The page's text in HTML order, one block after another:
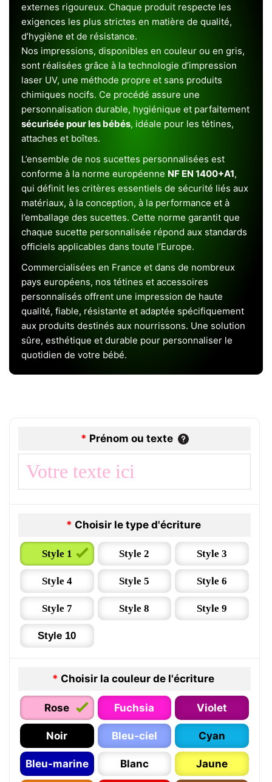
externes rigoureux. Chaque produit respecte les
exigences les plus strictes en matière de qualité,
d’hygiène et de résistance.
Nos impressions, disponibles en couleur ou en gris,
sont réalisées grâce à la technologie d’impression
laser UV, une méthode propre et sans produits
chimiques nocifs. Ce procédé assure une
personnalisation durable, hygiénique et parfaitement
sécurisée pour les bébés, idéale pour les tétines,
attaches et boîtes.
L’ensemble de nos sucettes personnalisées est
conforme à la norme européenne NF EN 1400+A1,
qui définit les critères essentiels de sécurité liés aux
matériaux, à la conception, à la performance et à
l’emballage des sucettes. Cette norme garantit que
chaque sucette personnalisée répond aux standards
officiels applicables dans toute l’Europe.
Commercialisées en France et dans de nombreux
pays européens, nos tétines et accessoires
personnalisés offrent une impression de haute
qualité, fiable, résistante et adaptée spécifiquement
aux produits destinés aux nourrissons. Une solution
sûre, esthétique et durable pour personnaliser le
quotidien de votre bébé.
* Prénom ou texte
* Choisir le type d'écriture
Style 1 Style 2 Style 3
Style 4 Style 5 Style 6
Style 7 Style 8 Style 9
Style 10
* Choisir la couleur de l'écriture
Rose Fuchsia Violet
Noir Bleu-ciel Cyan
Bleu-marine Blanc Jaune